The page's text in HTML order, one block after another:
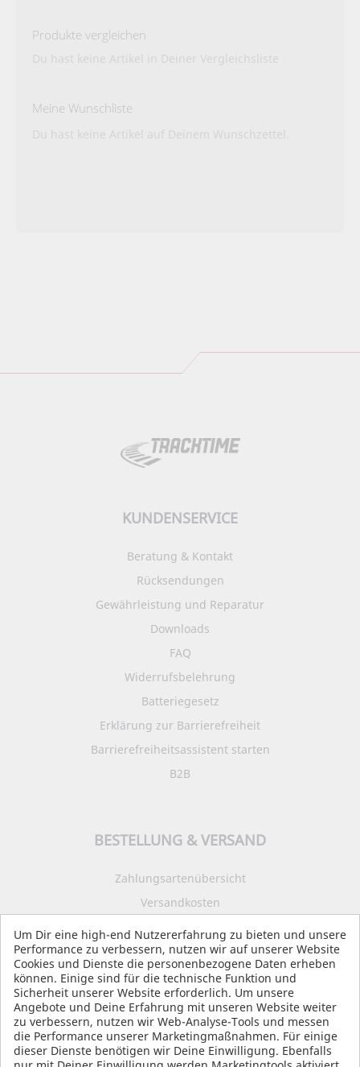
Produkte vergleichen
Meine Wunschliste
KUNDENSERVICE
Beratung & Kontakt
Rücksendungen
Gewährleistung und Reparatur
Downloads
FAQ
Widerrufsbelehrung
Batteriegesetz
Erklärung zur Barrierefreiheit
Barrierefreiheitsassistent starten
B2B
BESTELLUNG & VERSAND
Zahlungsartenübersicht
Versandkosten
Impressum
Datenschutz
AGB
SOCIAL MEDIA
Um Dir eine high-end Nutzererfahrung zu bieten und unsere
Performance zu verbessern, nutzen wir auf unserer Website
Cookies und Dienste die personenbezogene Daten erheben
können. Einige sind für die technische Funktion und
Sicherheit unserer Website erforderlich. Um unsere
Angebote und Deine Erfahrung mit unseren Website weiter
zu verbessern, nutzen wir Web-Analyse-Tools und messen
die Performance unserer Marketingmaßnahmen. Für einige
dieser Dienste benötigen wir Deine Einwilligung. Ebenfalls